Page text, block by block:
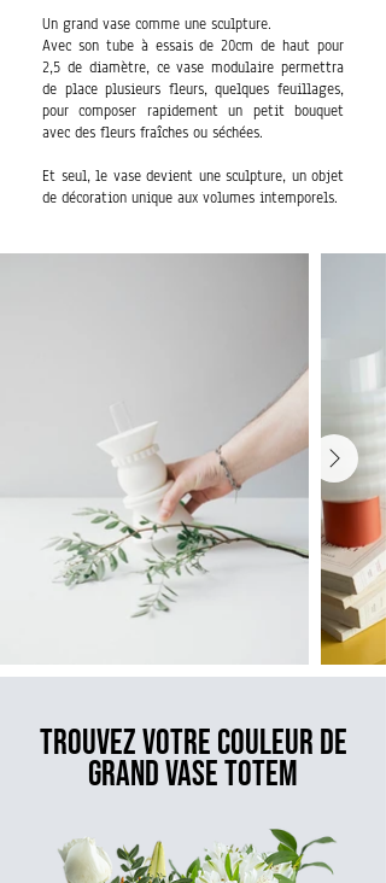
Un grand vase comme une sculpture.
Avec son tube à essais de 20cm de haut pour
2,5 de diamètre, ce vase modulaire permettra
de place plusieurs fleurs, quelques feuillages,
pour composer rapidement un petit bouquet
avec des fleurs fraîches ou séchées.
Et seul, le vase devient une sculpture, un objet
de décoration unique aux volumes intemporels.
TROUVEZ VOTRE COULEUR DE
GRAND VASE TOTEM